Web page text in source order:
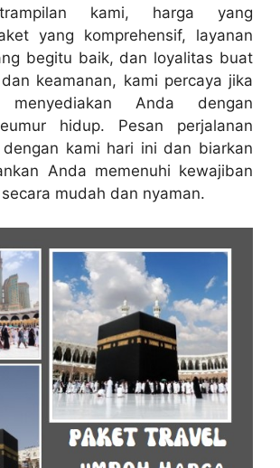
kami, harga yang
yang komprehensif, layanan
begitu baik, dan loyalitas buat
keamanan, kami percaya jika
Anda dengan
hidup. Pesan perjalanan
kami hari ini dan biarkan
Anda memenuhi kewajiban
mudah dan nyaman.